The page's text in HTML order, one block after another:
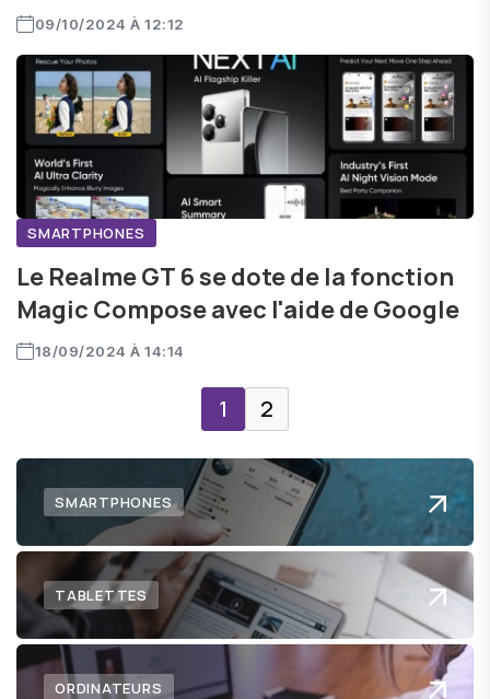
09/10/2024 À 12:12
SMARTPHONES
Le Realme GT 6 se dote de la fonction
Magic Compose avec l'aide de Google
18/09/2024 À 14:14
1 2
SMARTPHONES
TABLETTES
ORDINATEURS